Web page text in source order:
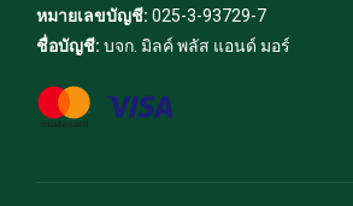
หมายเลขบัญชี: 025-3-93729-7
ชื่อบัญชี: บจก. มิลค์ พลัส แอนด์ มอร์